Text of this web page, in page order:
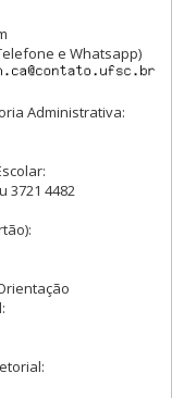
e Whatsapp)
Administrativa:
3721 4482